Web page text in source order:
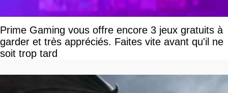
Prime Gaming vous offre encore 3 jeux gratuits à
garder et très appréciés. Faites vite avant qu'il ne
soit trop tard